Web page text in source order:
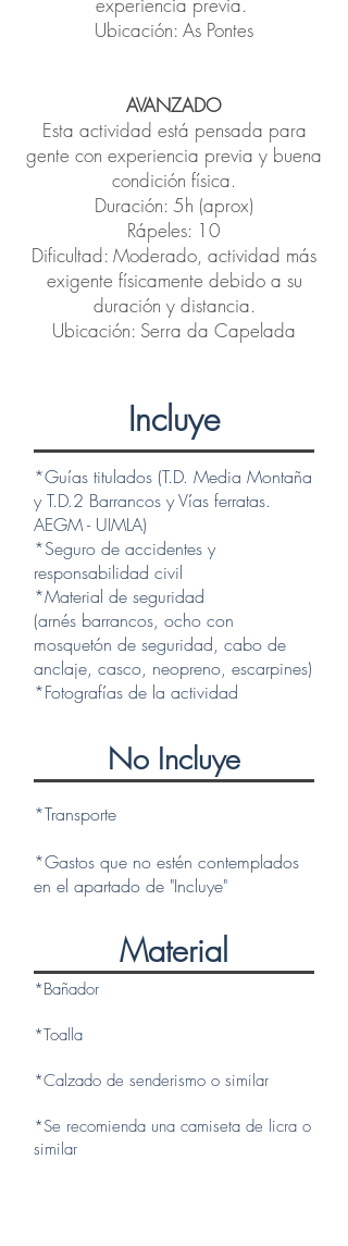
Ubicación: As Pontes
AVANZADO
Esta actividad está pensada para
gente con experiencia previa y buena
condición física.
Duración: 5h (aprox)
Rápeles: 10
Dificultad: Moderado, actividad más
exigente físicamente debido a su
duración y distancia.
Ubicación: Serra da Capelada
Incluye
*Guías titulados (T.D. Media Montaña
y T.D.2 Barrancos y Vías ferratas.
AEGM - UIMLA)
*Seguro de accidentes y
responsabilidad civil
*Material de seguridad
(arnés barrancos, ocho con
mosquetón de seguridad, cabo de
anclaje, casco, neopreno, escarpines)
*Fotografías de la actividad
No Incluye
*Transporte
*Gastos que no estén contemplados
en el apartado de "Incluye"
Material
*Bañador
*Toalla
*Calzado de senderismo o similar
*Se recomienda una camiseta de licra o
similar